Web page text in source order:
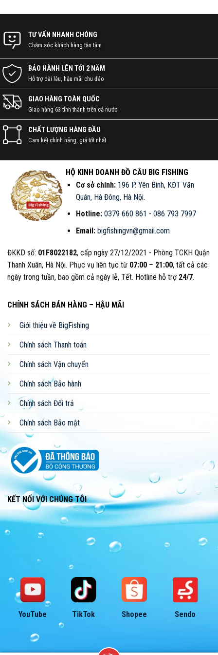
KẾT NỐI VỚI CHÚNG TÔI NGAY!
086 793 7997
CHAT ZALO
Facebook YouTube TikTok Zalo
kinh nghiệm sâu về các loại dụng cụ câu cá.
Thái độ phục vụ tận tâm, chuyên nghiệp, tinh thần
nhiệt huyết, hỗ trợ kịp thời, tiết kiệm thời gian.
Gợi ý nhiều địa điểm câu, kỹ thuật câu, cũng như
chia sẻ đam mê, ký sự đi câu đầy vui thú.
NHANH CHÓNG – TẬN TỤY –
CHUYÊN NGHIỆP
TƯ VẤN NHANH CHÓNG
Chăm sóc khách hàng tận tâm
BẢO HÀNH LÊN TỚI 2 NĂM
Hỗ trợ dài lâu, hậu mãi chu đáo
GIAO HÀNG TOÀN QUỐC
Giao hàng 63 tỉnh thành trên cả nước
CHẤT LƯỢNG HÀNG ĐẦU
Cam kết chính hãng, giá tốt nhất
HỘ KINH DOANH ĐỒ CÂU BIG FISHING
Cơ sở chính: 196 P. Yên Bình, KĐT Văn
Quán, Hà Đông, Hà Nội.
Hotline: 0379 660 861 - 086 793 7997
Email: bigfishingvn@gmail.com
ĐKKD số: 01F8022182, cấp ngày 27/12/2021 - Phòng TCKH Quận
Thanh Xuân, Hà Nội. Phục vụ liên tục từ 07:00 – 21:00, tất cả các
ngày trong tuần, bao gồm cả ngày lễ, Tết. Hotline hỗ trợ 24/7.
CHÍNH SÁCH BÁN HÀNG – HẬU MÃI
Giới thiệu về BigFishing
Chính sách Thanh toán
Chính sách Vận chuyển
Chính sách Bảo hành
Chính sách Đổi trả
Chính sách Bảo mật
KẾT NỐI VỚI CHÚNG TÔI
YouTube TikTok Shopee Sendo